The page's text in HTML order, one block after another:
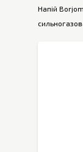
Напій